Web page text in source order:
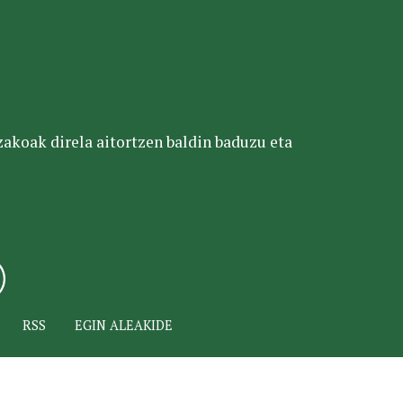
direla aitortzen baldin baduzu eta
RSS EGIN ALEAKIDE